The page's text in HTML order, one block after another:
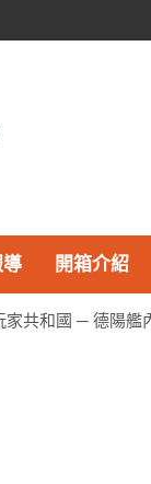
開箱介紹
家共和國 ─ 德陽艦